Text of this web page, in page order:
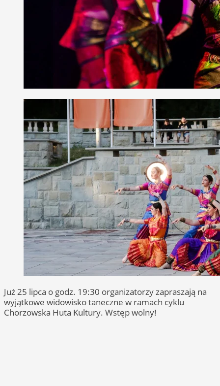
Już 25 lipca o godz. 19:30 organizatorzy zapraszają na
wyjątkowe widowisko taneczne w ramach cyklu
Chorzowska Huta Kultury. Wstęp wolny!